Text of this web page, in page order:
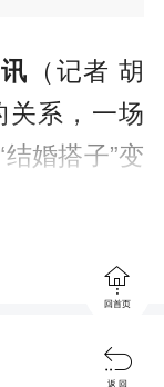
（记者 胡
关系，一场
婚搭子”变
事如何私
的电视剧

回首页

返 回